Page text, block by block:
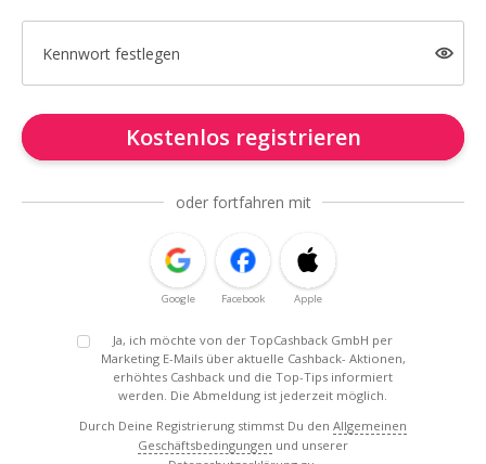
Kennwort festlegen
Kostenlos registrieren
oder fortfahren mit
Google Facebook Apple
Ja, ich möchte von der TopCashback GmbH per
Marketing E-Mails über aktuelle Cashback- Aktionen,
erhöhtes Cashback und die Top-Tips informiert
werden. Die Abmeldung ist jederzeit möglich.
Durch Deine Registrierung stimmst Du den Allgemeinen
Geschäftsbedingungen und unserer